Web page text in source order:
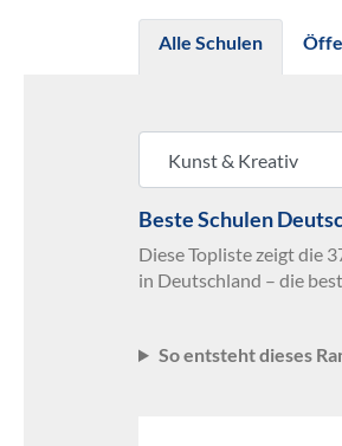
Alle Schulen
Beste Schulen
Diese Topliste zeigt die
in Deutschland – die
So entsteht dieses